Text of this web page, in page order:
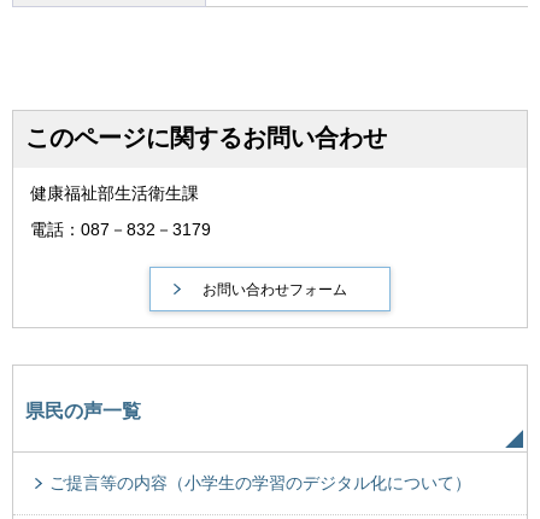
このページに関するお問い合わせ
健康福祉部生活衛生課
電話：087－832－3179
県民の声一覧
ご提言等の内容（小学生の学習のデジタル化について）